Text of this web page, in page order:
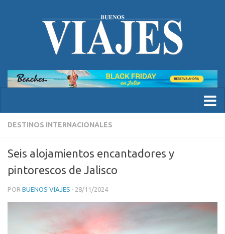
DESTINOS INTERNACIONALES
Seis alojamientos encantadores y
pintorescos de Jalisco
POR BUENOS VIAJES · 28/11/2024